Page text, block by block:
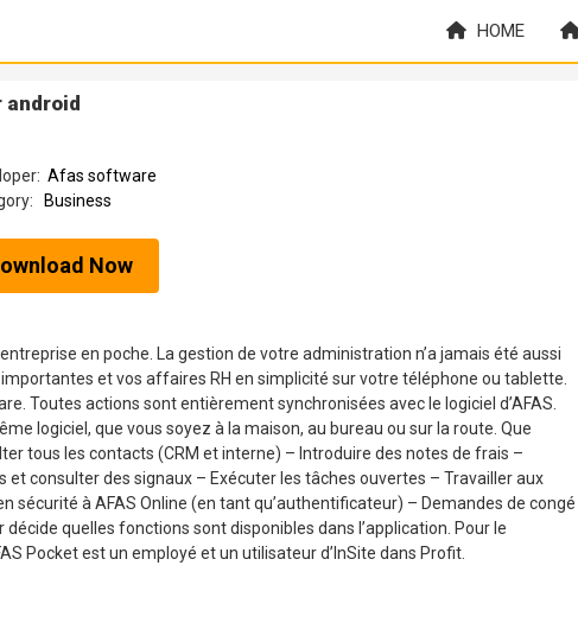
HOME
android
Afas software
Business
Now
en poche. La gestion de votre administration n’a jamais été aussi
et vos affaires RH en simplicité sur votre téléphone ou tablette.
Toutes actions sont entièrement synchronisées avec le logiciel d’AFAS.
logiciel, que vous soyez à la maison, au bureau ou sur la route. Que
tous les contacts (CRM et interne) – Introduire des notes de frais –
et consulter des signaux – Exécuter les tâches ouvertes – Travailler aux
sécurité à AFAS Online (en tant qu’authentificateur) – Demandes de congé
quelles fonctions sont disponibles dans l’application. Pour le
Pocket est un employé et un utilisateur d’InSite dans Profit.